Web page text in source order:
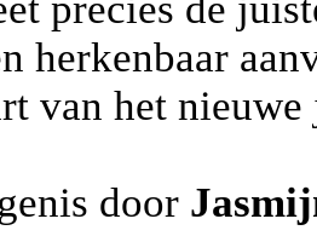
precies de
herkenbaar
van het
door